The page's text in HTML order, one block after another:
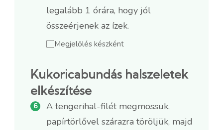
legalább 1 órára, hogy jól
összeérjenek az ízek.
Megjelölés készként
Kukoricabundás halszeletek
elkészítése
A tengerihal-filét megmossuk,
papírtörlővel szárazra töröljük, majd